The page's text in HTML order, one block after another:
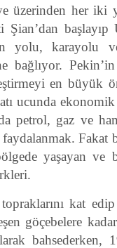
üzerinden her iki
Şian’dan
yolu, karayolu
bağlıyor.
en büyük
ucunda
petrol, gaz ve
yaşayan ve
kat edip
göçebelere
bahsederken,